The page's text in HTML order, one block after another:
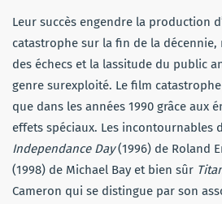
Leur succès engendre la production
catastrophe sur la fin de la décennie,
des échecs et la lassitude du public
genre surexploité. Le film
que dans les années 1990 grâce aux
effets spéciaux. Les incontournables
Independance Day(1996) de Roland
(1998) de Michael Bay et bien sûr
Cameron qui se distingue par son